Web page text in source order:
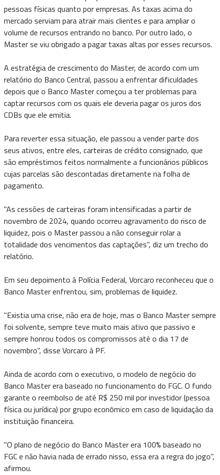
pessoas físicas quanto por empresas. As taxas acima do
mercado serviam para atrair mais clientes e para ampliar o
volume de recursos entrando no banco. Por outro lado, o
Master se viu obrigado a pagar taxas altas por esses recursos.
A estratégia de crescimento do Master, de acordo com um
relatório do Banco Central, passou a enfrentar dificuldades
depois que o Banco Master começou a ter problemas para
captar recursos com os quais ele deveria pagar os juros dos
CDBs que ele emitia.
Para reverter essa situação, ele passou a vender parte dos
seus ativos, entre eles, carteiras de crédito consignado, que
são empréstimos feitos normalmente a funcionários públicos
cujas parcelas são descontadas diretamente na folha de
pagamento.
"As cessões de carteiras foram intensificadas a partir de
novembro de 2024, quando ocorreu agravamento do risco de
liquidez, pois o Master passou a não conseguir rolar a
totalidade dos vencimentos das captações", diz um trecho do
relatório.
Em seu depoimento à Polícia Federal, Vorcaro reconheceu que o
Banco Master enfrentou, sim, problemas de liquidez.
"Existia uma crise, não era de hoje, mas o Banco Master sempre
foi solvente, sempre teve muito mais ativo que passivo e
sempre honrou todos os compromissos até o dia 17 de
novembro", disse Vorcaro à PF.
Ainda de acordo com o executivo, o modelo de negócio do
Banco Master era baseado no funcionamento do FGC. O fundo
garante o reembolso de até R$ 250 mil por investidor (pessoa
física ou jurídica) por grupo econômico em caso de liquidação da
instituição financeira.
"O plano de negócio do Banco Master era 100% baseado no
FGC e não havia nada de errado nisso, essa era a regra do jogo",
afirmou.